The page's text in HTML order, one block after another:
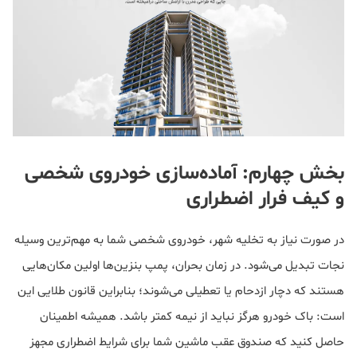
بخش چهارم: آماده‌سازی خودروی شخصی
و کیف فرار اضطراری
در صورت نیاز به تخلیه شهر، خودروی شخصی شما به مهم‌ترین وسیله
نجات تبدیل می‌شود. در زمان بحران، پمپ بنزین‌ها اولین مکان‌هایی
هستند که دچار ازدحام یا تعطیلی می‌شوند؛ بنابراین قانون طلایی این
است: باک خودرو هرگز نباید از نیمه کمتر باشد. همیشه اطمینان
حاصل کنید که صندوق عقب ماشین شما برای شرایط اضطراری مجهز